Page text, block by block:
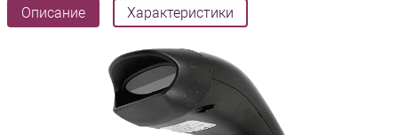
Описание Характеристики